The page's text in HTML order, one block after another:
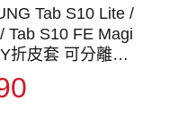
Tab S10 Lite /
Tab S10 FE Magi
折皮套 可分離皮
折皮套